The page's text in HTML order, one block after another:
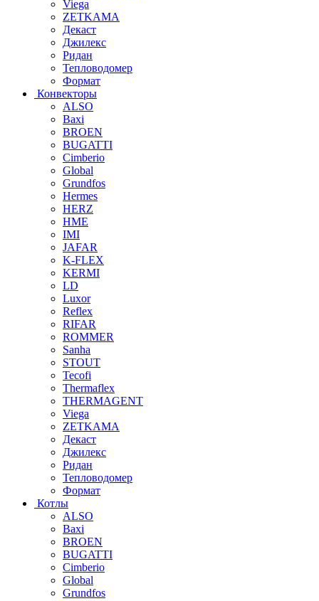
Viega
ZETKAMA
Декаст
Джилекс
Ридан
Тепловодомер
Формат
Конвекторы
ALSO
Baxi
BROEN
BUGATTI
Cimberio
Global
Grundfos
Hermes
HERZ
HME
IMI
JAFAR
K-FLEX
KERMI
LD
Luxor
Reflex
RIFAR
ROMMER
Sanha
STOUT
Tecofi
Thermaflex
THERMAGENT
Viega
ZETKAMA
Декаст
Джилекс
Ридан
Тепловодомер
Формат
Котлы
ALSO
Baxi
BROEN
BUGATTI
Cimberio
Global
Grundfos